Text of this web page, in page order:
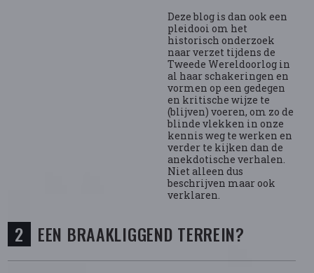
Deze blog is dan ook een
pleidooi om het
historisch onderzoek
naar verzet tijdens de
Tweede Wereldoorlog in
al haar schakeringen en
vormen op een gedegen
en kritische wijze te
(blijven) voeren, om zo de
blinde vlekken in onze
kennis weg te werken en
verder te kijken dan de
anekdotische verhalen.
Niet alleen dus
beschrijven maar ook
verklaren.
EEN BRAAKLIGGEND TERREIN?